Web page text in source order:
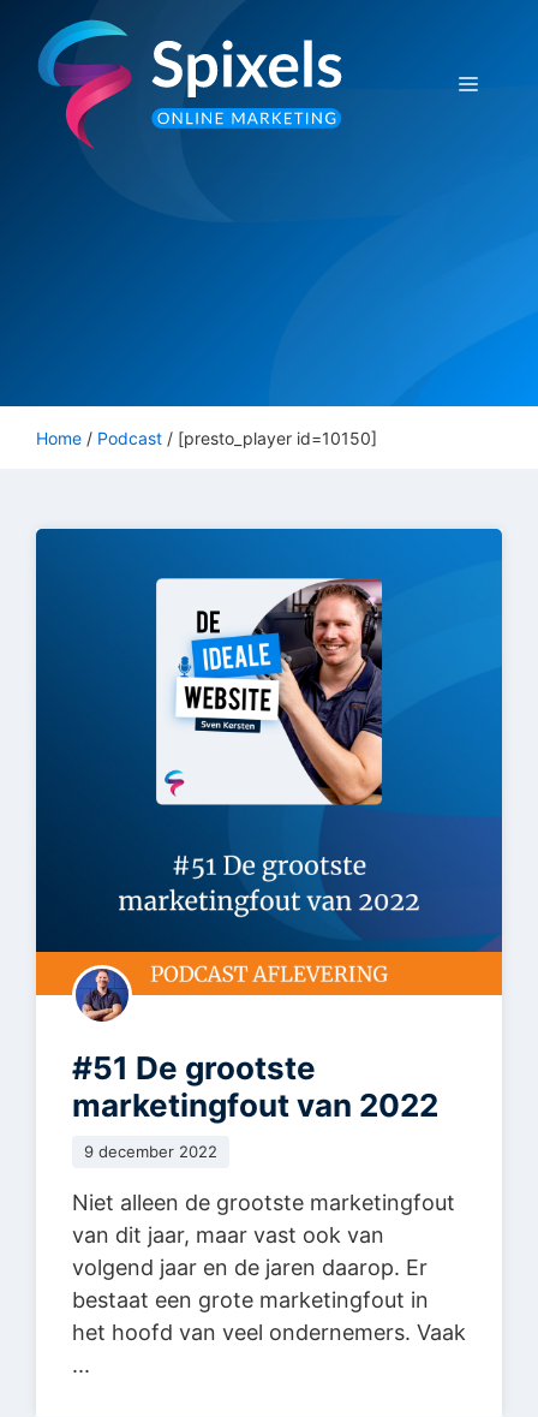
naar
inhoud
Menu
Home / Podcast / [presto_player id=10150]
#51 De grootste
marketingfout van 2022
9 december 2022
Niet alleen de grootste marketingfout
van dit jaar, maar vast ook van
volgend jaar en de jaren daarop. Er
bestaat een grote marketingfout in
het hoofd van veel ondernemers. Vaak
...